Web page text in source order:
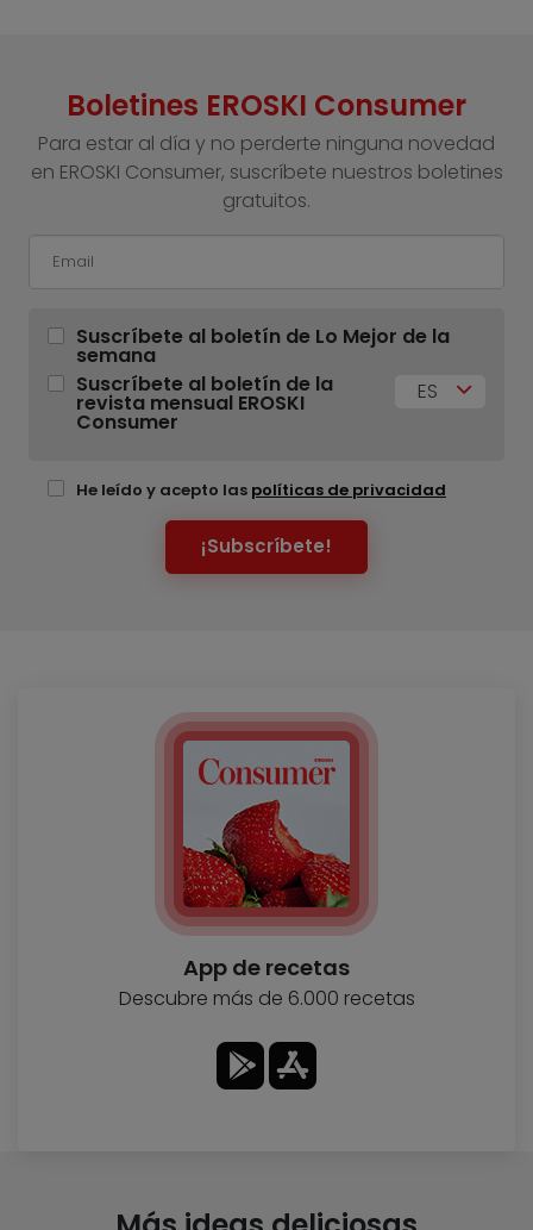
Boletines EROSKI Consumer
Para estar al día y no perderte ninguna novedad
en EROSKI Consumer, suscríbete nuestros boletines
gratuitos.
Suscríbete al boletín de Lo Mejor de la
semana
Suscríbete al boletín de la
revista mensual EROSKI
Consumer
ES
He leído y acepto las políticas de privacidad
¡Subscríbete!
App de recetas
Descubre más de 6.000 recetas